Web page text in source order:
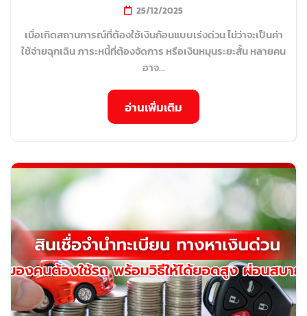
25/12/2025
เมื่อเกิดสถานการณ์ที่ต้องใช้เงินก้อนแบบเร่งด่วน ไม่ว่าจะเป็นค่า
ใช้จ่ายฉุกเฉิน ภาระหนี้ที่ต้องจัดการ หรือเงินหมุนระยะสั้น หลายคน
อาจ...
อ่านเพิ่มเติม